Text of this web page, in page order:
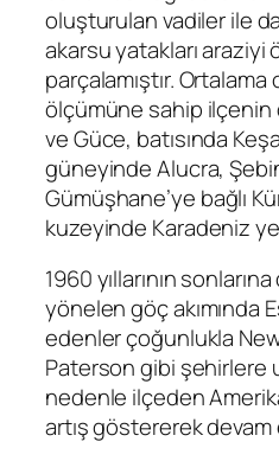
oluşturulan vadiler ile
akarsu yatakları araziyi
parçalamıştır.
ölçümüne sahip
ve Güce, batısında
güneyinde Alucra,
Gümüşhane’ye bağlı
kuzeyinde Karadeniz
1960 yıllarının
yönelen göç akımında
edenler çoğunlukla
Paterson gibi şehirlere
nedenle ilçeden
artış göstererek